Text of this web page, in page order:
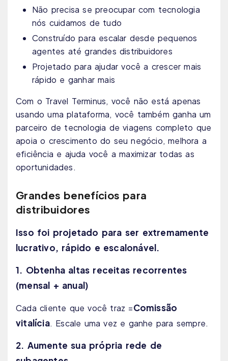
Não precisa se preocupar com tecnologia
nós cuidamos de tudo
Construído para escalar desde pequenos
agentes até grandes distribuidores
Projetado para ajudar você a crescer mais
rápido e ganhar mais
Com o Travel Terminus, você não está apenas
usando uma plataforma, você também ganha um
parceiro de tecnologia de viagens completo que
apoia o crescimento do seu negócio, melhora a
eficiência e ajuda você a maximizar todas as
oportunidades.
Grandes benefícios para
distribuidores
Isso foi projetado para ser extremamente
lucrativo, rápido e escalonável.
1. Obtenha altas receitas recorrentes
(mensal + anual)
Cada cliente que você traz =Comissão
vitalícia. Escale uma vez e ganhe para sempre.
2. Aumente sua própria rede de